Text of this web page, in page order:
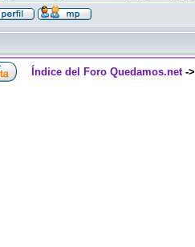
Índice del Foro Quedamos.net-